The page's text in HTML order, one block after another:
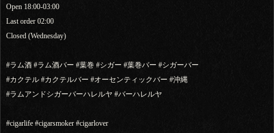
Open 18:00-03:00
Last order 02:00
Closed (Wednesday)
#ラム酒 #ラム酒バー #葉巻 #シガー #葉巻バー #シガーバー
#カクテル #カクテルバー #オーセンティックバー #沖縄
#ラムアンドシガーバーハレルヤ #バーハレルヤ
#cigarlife #cigarsmoker #cigarlover